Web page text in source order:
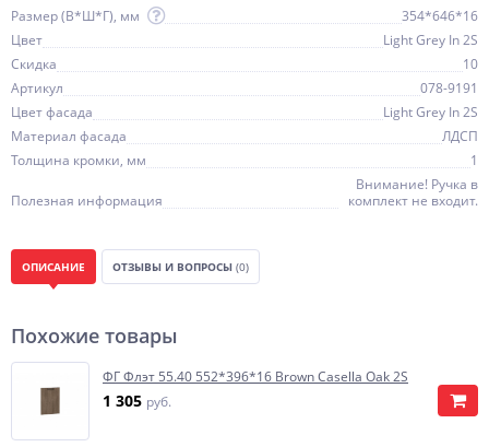
Размер (В*Ш*Г), мм
354*646*16
Цвет
Light Grey In 2S
Скидка
10
Артикул
078-9191
Цвет фасада
Light Grey In 2S
Материал фасада
ЛДСП
Толщина кромки, мм
1
Полезная информация
Внимание! Ручка в
комплект не входит.
ОПИСАНИЕ ОТЗЫВЫ И ВОПРОСЫ (0)
Похожие товары
ФГ Флэт 55.40 552*396*16 Brown Casella Oak 2S
1 305 руб.